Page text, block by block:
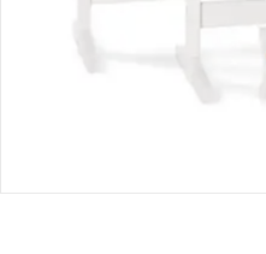
Retoure & Reklamation